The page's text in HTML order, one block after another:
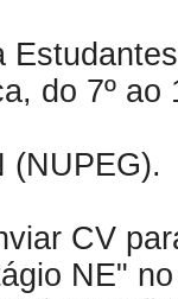
do 7º ao
(NUPEG).
CV
NE"